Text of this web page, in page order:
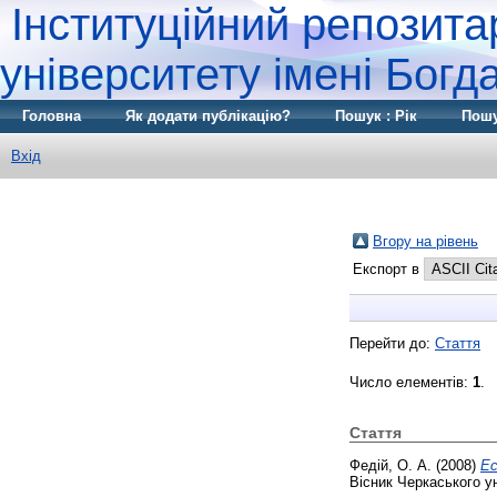
Інституційний
університету імені
Головна Як додати публікацію? Пошук : Рік
Вхід
Вгору на рівень
Експорт в
Перейти до: Стаття
Число елементів: 1
Стаття
Федій, О. А. (2008)
Вісник Черкаського